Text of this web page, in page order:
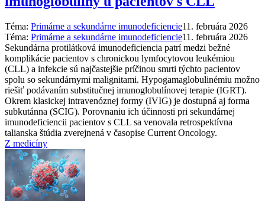
Téma: Primárne a sekundárne imunodeficiencie11. februára 2026
Téma: Primárne a sekundárne imunodeficiencie11. februára 2026
Sekundárna protilátková imunodeficiencia patrí medzi bežné
komplikácie pacientov s chronickou lymfocytovou leukémiou
(CLL) a infekcie sú najčastejšie príčinou smrti týchto pacientov
spolu so sekundárnymi malignitami. Hypogamaglobulinémiu možno
riešiť podávaním substitučnej imunoglobulínovej terapie (IGRT).
Okrem klasickej intravenóznej formy (IVIG) je dostupná aj forma
subkutánna (SCIG). Porovnaniu ich účinnosti pri sekundárnej
imunodeficiencii pacientov s CLL sa venovala retrospektívna
talianska štúdia zverejnená v časopise Current Oncology.
Z medicíny